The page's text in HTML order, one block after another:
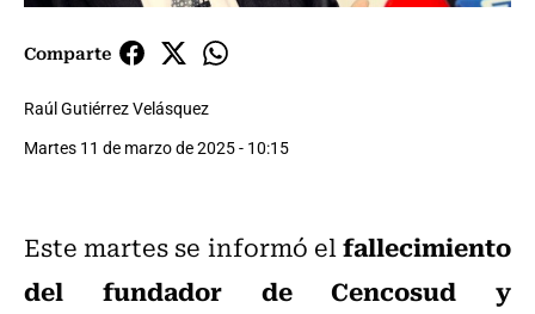
Comparte
Raúl Gutiérrez Velásquez
Martes 11 de marzo de 2025 - 10:15
Este martes se informó elfallecimiento
del fundador de Cencosud y